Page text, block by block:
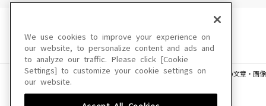
このサイトに掲載されている一切の文章・画
We use cookies to improve your experience on
our website, to personalize content and ads and
to analyze our traffic. Please click [Cookie
Settings] to customize your cookie settings on
our website.